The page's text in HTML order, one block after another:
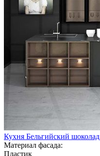
Кухня Бельгийский шоколад
Материал фасада:
Пластик